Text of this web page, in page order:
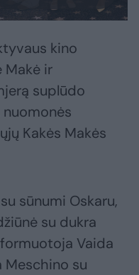
kino
Makė ir
suplūdo
Kakės Makės
sūnumi Oskaru,
su dukra
Vaida
Meschino su